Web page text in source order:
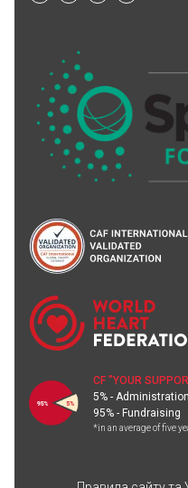
CF "YOUR
5% - Administration
95% - Fundraising
*in an average of five